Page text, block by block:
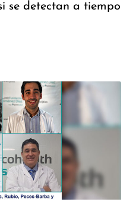
se detectan a tiempo